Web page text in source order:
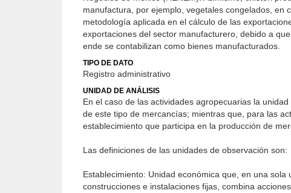
manufactura, por ejemplo, vegetales congelados, en
metodología aplicada en el cálculo de las
exportaciones del sector manufacturero, debido a
ende se contabilizan como bienes manufacturados.
TIPO DE DATO
Registro administrativo
UNIDAD DE ANÁLISIS
En el caso de las actividades agropecuarias la
de este tipo de mercancías; mientras que, para las
establecimiento que participa en la producción de
Las definiciones de las unidades de observación son:
Establecimiento: Unidad económica que, en una
construcciones e instalaciones fijas, combina